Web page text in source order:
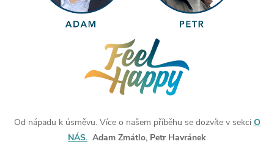
Od nápadu k úsměvu. Více o našem příběhu se dozvíte v sekci O
NÁS. Adam Zmátlo, Petr Havránek